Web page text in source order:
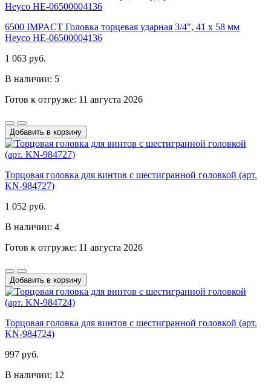
6500 IMPACT Головка торцевая ударная 3/4", 41 x 58 мм
Heyco HE-06500004136
1 063 руб.
В наличии: 5
Готов к отгрузке: 11 августа 2026
Добавить в корзину
Торцовая головка для винтов с шестигранной головкой (арт.
KN-984727)
1 052 руб.
В наличии: 4
Готов к отгрузке: 11 августа 2026
Добавить в корзину
Торцовая головка для винтов с шестигранной головкой (арт.
KN-984724)
997 руб.
В наличии: 12